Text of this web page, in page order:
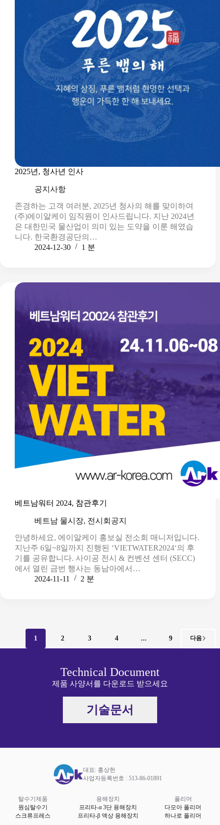
2025년, 청사년 인사
공지사항
존경하는 고객 여러분, 2025년 청사의 해를 맞이하여
(주)에이알케이 임직원이 인사드립니다. 지난 2024년
은 대한민국 물산업이 의미 있는 도약을 이룬 해였습
니다. 한국환경공단의…
2024-12-30
1 분
베트남워터 2024, 참관후기
베트남 물시장, 전시회공지
안녕하세요, 에이알케이 홍보실 전소희 매니저입니다.
지난주 6일~8일까지 진행된 ‘VIETWATER2024‘의 후
기를 공유합니다. 사이공 전시 & 컨벤션 센터 (SECC)
에서 열린 금번 행사는 동남아에서…
2024-11-11
2 분
1 2 3 4 ... 9 다음
Technical Document
제품 사양서를 다운로드 받으세요
기술문서
대표: 홍상헌
사업자등록번호 : 513-86-01891
탈수기제품
원심탈수기
스크류프레스
용해장치
프리타-α 3단 용해장치
프리타-β 액상 용해장치
폴리머
다모아 폴리머
하나로 폴리머